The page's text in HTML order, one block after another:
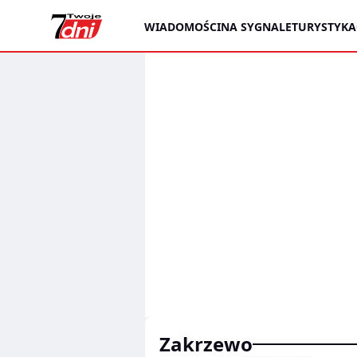
WIADOMOŚCINA SYGNALETURYSTYKA
zakrzewo